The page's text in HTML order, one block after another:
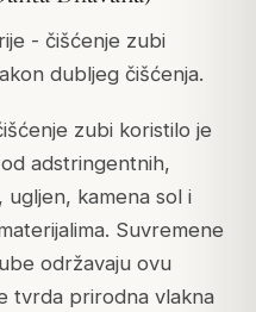
- čišćenje zubi
dubljeg čišćenja.
zubi koristilo je
adstringentnih,
ugljen, kamena sol i
Suvremene
održavaju ovu
tvrda prirodna vlakna